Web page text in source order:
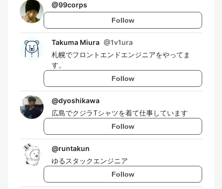
@99corps
Follow
Takuma Miura @1v1ura
札幌でフロントエンドエンジニアをやってま
す。
Follow
@dyoshikawa
広島でクジラTシャツを着て仕事しています
Follow
@runtakun
ゆるスタックエンジニア
Follow